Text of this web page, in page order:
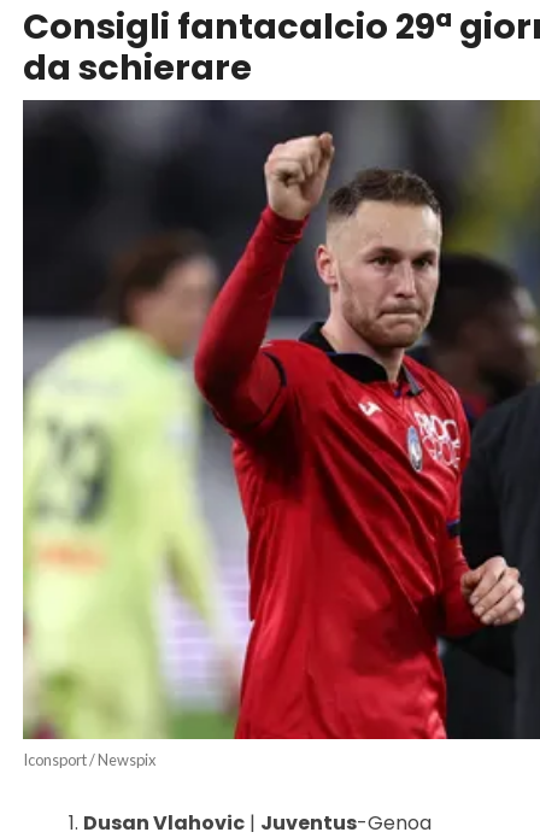
Consigli fantacalcio 29ª
da schierare
Iconsport / Newspix
Dusan Vlahovic| Juventus-Genoa